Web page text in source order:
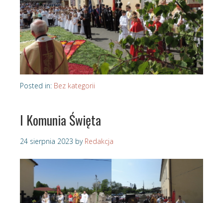
Posted in: Bez kategorii
I Komunia Święta
24 sierpnia 2023 by Redakcja